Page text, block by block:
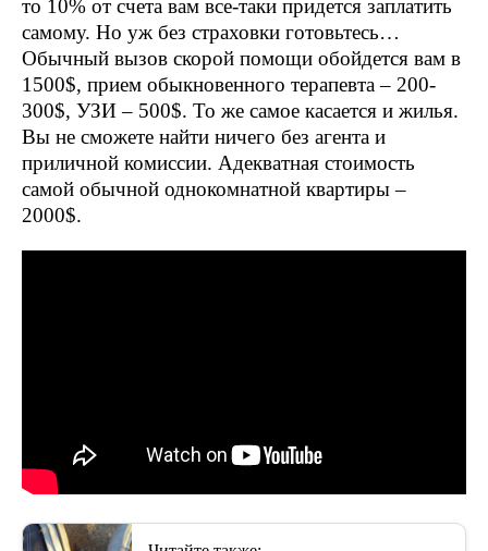
то 10% от счета вам все-таки придется заплатить
самому. Но уж без страховки готовьтесь…
Обычный вызов скорой помощи обойдется вам в
1500$, прием обыкновенного терапевта – 200-
300$, УЗИ – 500$. То же самое касается и жилья.
Вы не сможете найти ничего без агента и
приличной комиссии. Адекватная стоимость
самой обычной однокомнатной квартиры –
2000$.